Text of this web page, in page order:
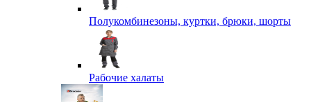
Полукомбинезоны, куртки, брюки, шорты
Рабочие халаты